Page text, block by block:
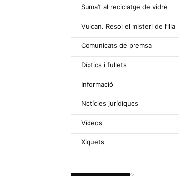
Suma’t al reciclatge de vidre
Vulcan. Resol el misteri de l’illa
Comunicats de premsa
Díptics i fullets
Informació
Notícies jurídiques
Vídeos
Xiquets